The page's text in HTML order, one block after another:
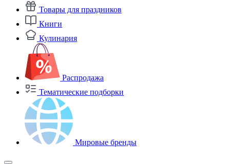
Товары для праздников
Книги
Кулинария
Распродажа
Тематические подборки
Мировые бренды